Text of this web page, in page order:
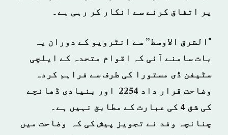
پر اتفاق کرنے سے انکار کر رہی ہے۔
"الشرق الاوسط” سے انٹرویو کے دوران یہ
بات سامنے آئی کہ اقوام متحدہ کے ایلچی
سٹیفن ڈی مستورا کی طرف سے فراہم کردہ
وضاحت قرار داد 2254 اور بنیادی ڈھانچے
کی شق 4 کی عبارت کے مطابق نہیں ہے۔
چنانچہ وفد نے تجویز پیش کی کہ وضاحت میں